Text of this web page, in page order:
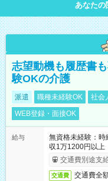
あなたの
志望動機も履歴書
験OKの介護
派遣 職種未経験OK 社会
WEB登録・面接OK
給与
無資格未経験：
収1万1200円以上
交通費別途支
交通費 交通費全